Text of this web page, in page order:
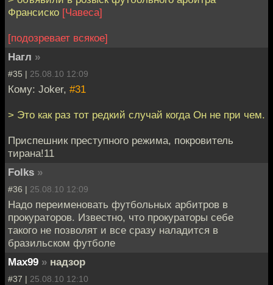
Франсиско [Чавеса]
[подозревает всякое]
Нагл »
#35 | 25.08.10 12:09
Кому: Joker, #31
> Это как раз тот редкий случай когда Он не при чем.
Приспешник преступного режима, покровитель
тирана!11
Folks »
#36 | 25.08.10 12:09
Надо переименовать футбольных арбитров в
прокураторов. Известно, что прокураторы себе
такого не позволят и все сразу наладится в
бразильском футболе
Max99 » надзор
#37 | 25.08.10 12:10